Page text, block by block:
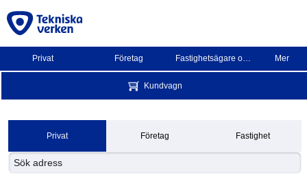
Privat Företag Fastighetsägare och BRF Mer
Kundvagn
Privat Företag Fastighet